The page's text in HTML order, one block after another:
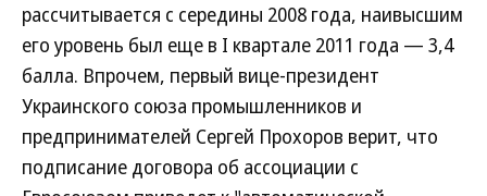
рассчитывается с середины 2008 года, наивысшим
его уровень был еще в I квартале 2011 года — 3,4
балла. Впрочем, первый вице-президент
Украинского союза промышленников и
предпринимателей Сергей Прохоров верит, что
подписание договора об ассоциации с